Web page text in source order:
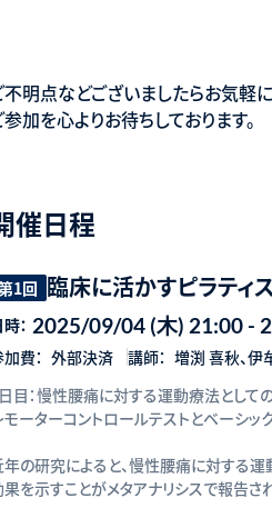
不明点などございましたらお気軽に
参加を心よりお待ちしております。
催日程
1回 臨床に活かすピラティ
： 2025/09/04 (木) 21:00 -
費： 外部決済 講師： 増渕 喜秋、伊
目：慢性腰痛に対する運動療法として
ーターコントロールテストとベーシッ
の研究によると、慢性腰痛に対する
を示すことがメタアナリシスで報告さ